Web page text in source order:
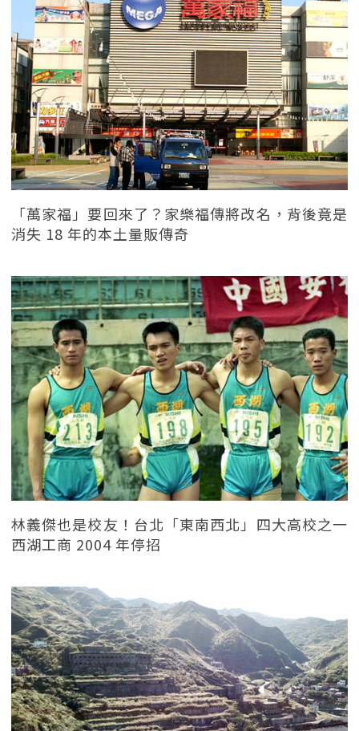
「萬家福」要回來了？家樂福傳將改名，背後竟是
消失 18 年的本土量販傳奇
林義傑也是校友！台北「東南西北」四大高校之一
西湖工商 2004 年停招